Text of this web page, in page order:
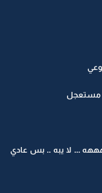
مستعجل
... لا يبه .. بس عادي